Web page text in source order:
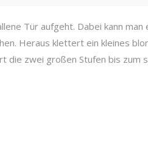
Tür aufgeht. Dabei kann man
Heraus klettert ein kleines
die zwei großen Stufen bis zum